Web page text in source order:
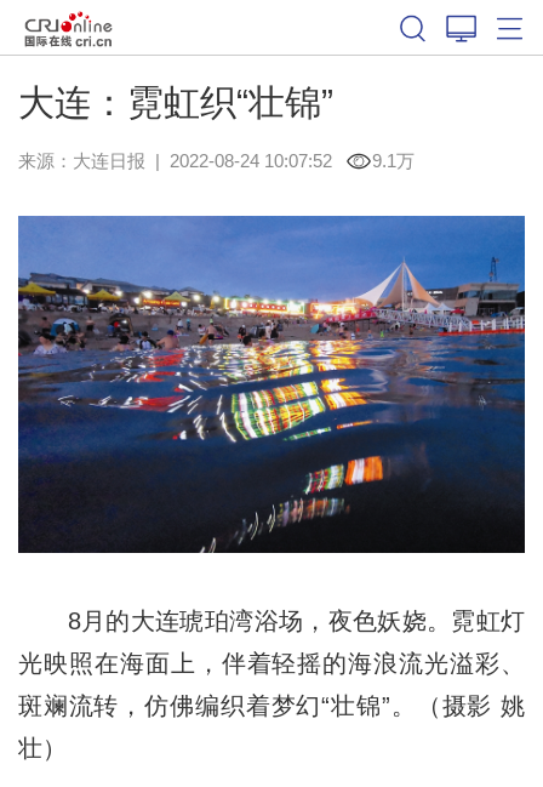
大连：霓虹织“壮锦”
来源： 大连日报 | 2022-08-24 10:07:52 9.1万
8月的大连琥珀湾浴场，夜色妖娆。霓虹灯
光映照在海面上，伴着轻摇的海浪流光溢彩、
斑斓流转，仿佛编织着梦幻“壮锦”。（摄影 姚
壮）